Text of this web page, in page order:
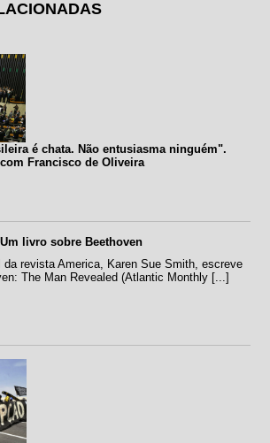
é chata. Não entusiasma ninguém".
Francisco de Oliveira
livro sobre Beethoven
da revista America, Karen Sue Smith, escreve
The Man Revealed (Atlantic Monthly [...]